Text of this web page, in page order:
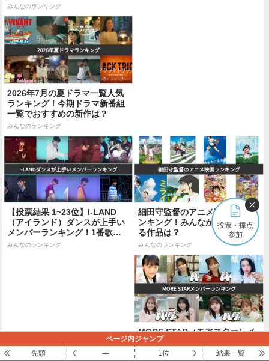
みんなのランキング
2026年7月の夏ドラマ一覧人気
ランキング！今期ドラマ新番組
一覧でおすすめの新作は？
みんなのランキング
【投票結果 1~23位】I-LAND
（アイランド）ダンスが上手い
メンバーランキング！1番歌が
上手い...
みんなのランキング
細田守監督のアニメ映画人気ラ
ンキング！みんながおすすめす
る作品は？
みんなのランキング
MORE STAR（モアスター）メ
ンバー人気ランキング！！最も
愛されるメンバーは？
投票・採点
参加
ページ内ジャンプ
先頭
--- 1位 結果一覧